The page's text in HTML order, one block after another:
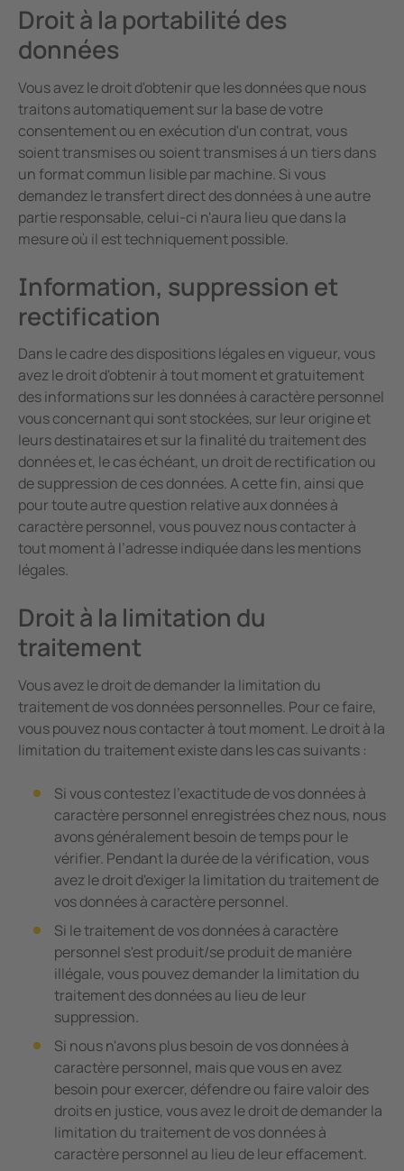
Droit à la portabilité des
données
Vous avez le droit d'obtenir que les données que nous
traitons automatiquement sur la base de votre
consentement ou en exécution d'un contrat, vous
soient transmises ou soient transmises á un tiers dans
un format commun lisible par machine. Si vous
demandez le transfert direct des données à une autre
partie responsable, celui-ci n'aura lieu que dans la
mesure où il est techniquement possible.
Information, suppression et
rectification
Dans le cadre des dispositions légales en vigueur, vous
avez le droit d'obtenir à tout moment et gratuitement
des informations sur les données à caractère personnel
vous concernant qui sont stockées, sur leur origine et
leurs destinataires et sur la finalité du traitement des
données et, le cas échéant, un droit de rectification ou
de suppression de ces données. A cette fin, ainsi que
pour toute autre question relative aux données à
caractère personnel, vous pouvez nous contacter à
tout moment à l’adresse indiquée dans les mentions
légales.
Droit à la limitation du
traitement
Vous avez le droit de demander la limitation du
traitement de vos données personnelles. Pour ce faire,
vous pouvez nous contacter à tout moment. Le droit à la
limitation du traitement existe dans les cas suivants :
Si vous contestez l'exactitude de vos données à
caractère personnel enregistrées chez nous, nous
avons généralement besoin de temps pour le
vérifier. Pendant la durée de la vérification, vous
avez le droit d'exiger la limitation du traitement de
vos données à caractère personnel.
Si le traitement de vos données à caractère
personnel s'est produit/se produit de manière
illégale, vous pouvez demander la limitation du
traitement des données au lieu de leur
suppression.
Si nous n'avons plus besoin de vos données à
caractère personnel, mais que vous en avez
besoin pour exercer, défendre ou faire valoir des
droits en justice, vous avez le droit de demander la
limitation du traitement de vos données à
caractère personnel au lieu de leur effacement.